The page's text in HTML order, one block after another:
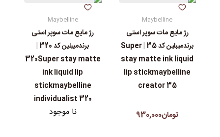
Maybelline
رژ مایع مات سوپر استی‌
برندمیبلین کد 35 | Super
stay matte ink liquid
lip stickmaybelline
creator 35
تومان930,000
Maybelline
رژ مایع مات سوپر استی‌
برندمیبلین کد 320 |
320Super stay matte
ink liquid lip
stickmaybelline
individualist 320
نا موجود